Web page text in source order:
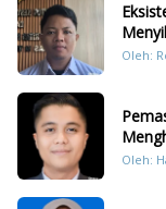
Oleh:
Oleh: